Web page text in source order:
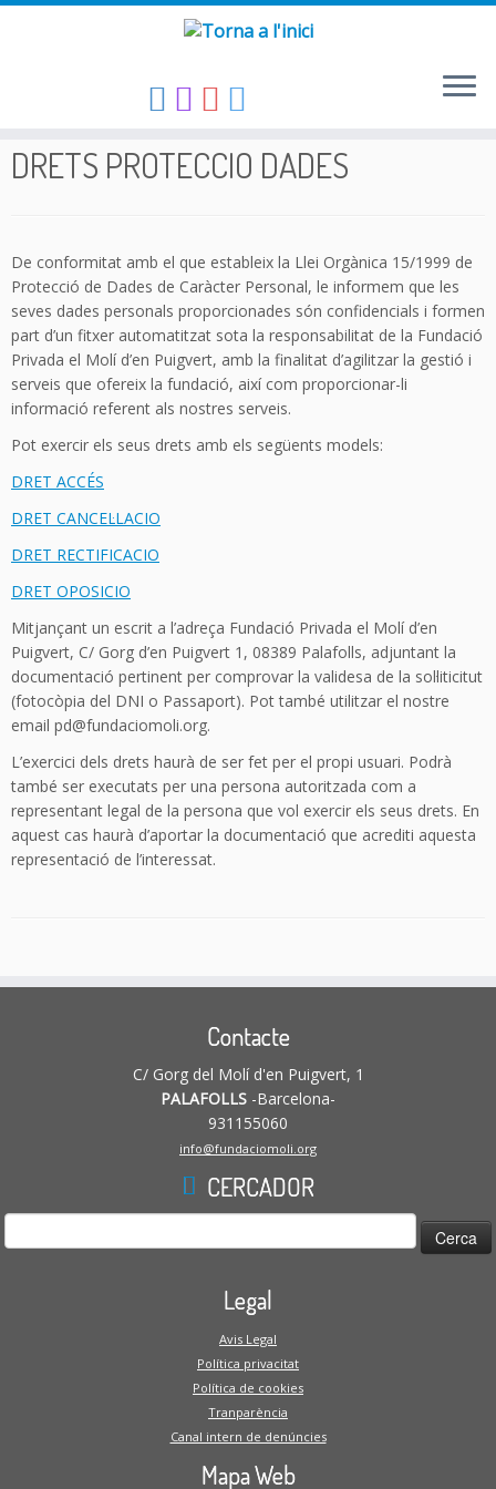
to
content
DRETS PROTECCIO DADES
De conformitat amb el que estableix la Llei Orgànica 15/1999 de
Protecció de Dades de Caràcter Personal, le informem que les
seves dades personals proporcionades són confidencials i formen
part d’un fitxer automatitzat sota la responsabilitat de la Fundació
Privada el Molí d’en Puigvert, amb la finalitat d’agilitzar la gestió i
serveis que ofereix la fundació, així com proporcionar-li
informació referent als nostres serveis.
Pot exercir els seus drets amb els següents models:
DRET ACCÉS
DRET CANCEL·LACIO
DRET RECTIFICACIO
DRET OPOSICIO
Mitjançant un escrit a l’adreça Fundació Privada el Molí d’en
Puigvert, C/ Gorg d’en Puigvert 1, 08389 Palafolls, adjuntant la
documentació pertinent per comprovar la validesa de la sol·liticitut
(fotocòpia del DNI o Passaport). Pot també utilitzar el nostre
email pd@fundaciomoli.org.
L’exercici dels drets haurà de ser fet per el propi usuari. Podrà
també ser executats per una persona autoritzada com a
representant legal de la persona que vol exercir els seus drets. En
aquest cas haurà d’aportar la documentació que acrediti aquesta
representació de l’interessat.
Contacte
C/ Gorg del Molí d'en Puigvert, 1
PALAFOLLS -Barcelona-
931155060
info@fundaciomoli.org
CERCADOR
Cerca:
Legal
Avis Legal
Política privacitat
Política de cookies
Tranparència
Canal intern de denúncies
Mapa Web